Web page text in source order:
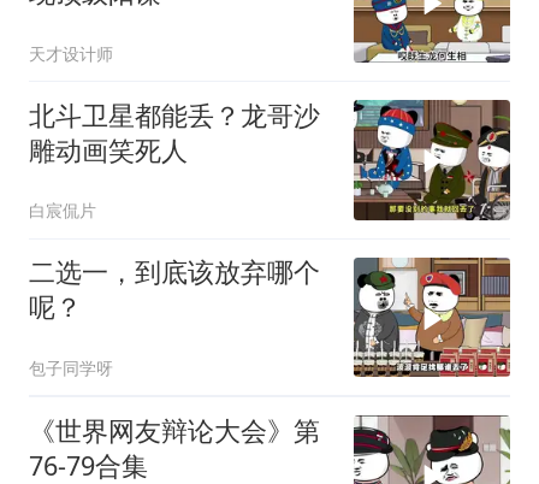
天才设计师
北斗卫星都能丢？龙哥沙
雕动画笑死人
白宸侃片
二选一，到底该放弃哪个
呢？
包子同学呀
《世界网友辩论大会》第
76-79合集